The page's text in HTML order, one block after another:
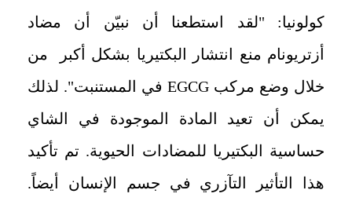
كولونيا: "لقد استطعنا أن نبيّن أن مضاد
أزتريونام منع انتشار البكتيريا بشكل أكبر من
خلال وضع مركب EGCG في المستنبت". لذلك
يمكن أن تعيد المادة الموجودة في الشاي
حساسية البكتيريا للمضادات الحيوية. تم تأكيد
هذا التأثير التآزري في جسم الإنسان أيضاً.